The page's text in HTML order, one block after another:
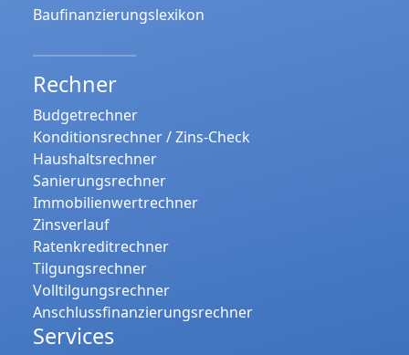
Baufinanzierungslexikon
Rechner
Budgetrechner
Konditionsrechner / Zins-Check
Haushaltsrechner
Sanierungsrechner
Immobilienwertrechner
Zinsverlauf
Ratenkreditrechner
Tilgungsrechner
Volltilgungsrechner
Anschlussfinanzierungsrechner
Services